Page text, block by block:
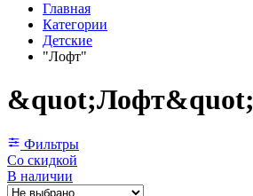
Главная
Категории
Детские
"Лофт"
&quot;Лофт&quot;
Фильтры
Со скидкой
В наличии